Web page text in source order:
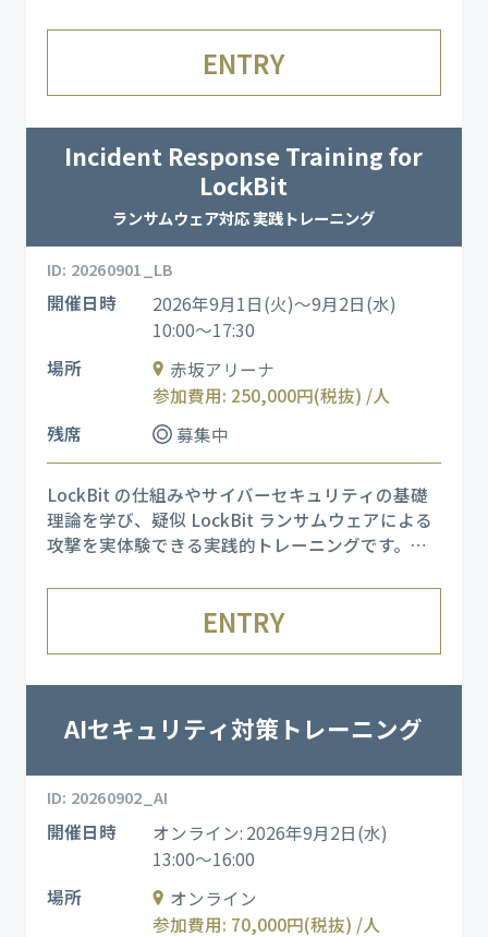
結するスキルを習得できます。
ENTRY
Incident Response Training for
LockBit
ランサムウェア対応 実践トレーニング
ID: 20260901_LB
開催日時
2026年9月1日(火)～9月2日(水)
10:00～17:30
場所
赤坂アリーナ
参加費用: 250,000円(税抜) /人
残席
募集中
LockBit の仕組みやサイバーセキュリティの基礎
理論を学び、疑似 LockBit ランサムウェアによる
攻撃を実体験できる実践的トレーニングです。企
チーム（ホワイトハッカー）がリアルタイムに仕
掛ける APT 攻撃を受けながら、各フェーズで発生
ENTRY
AIセキュリティ対策トレーニング
ID: 20260902_AI
開催日時
オンライン: 2026年9月2日(水)
13:00～16:00
場所
オンライン
参加費用: 70,000円(税抜) /人